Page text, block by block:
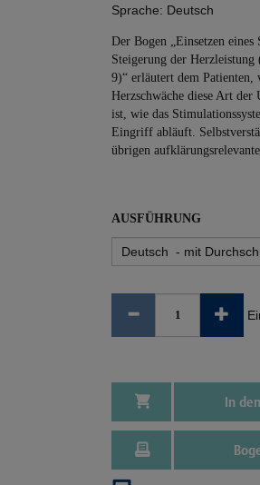
Sprache: Deutsch
Der Bogen „Einsetzen
Steigerung der
9)“ erläutert dem Patienten,
Herzschwäche diese Art
ist, wie das
Eingriff abläuft.
übrigen
AUSFÜHRUNG
In